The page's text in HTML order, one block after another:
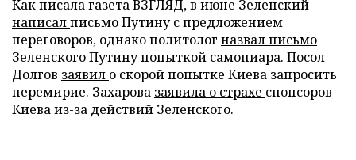
Как писала газета ВЗГЛЯД, в июне Зеленский
написалписьмо Путину с предложением
переговоров, однако политолог назвал письмо
Зеленского Путину попыткой самопиара. Посол
Долгов заявил о скорой попытке Киева запросить
перемирие. Захарова заявила о страхе спонсоров
Киева из-за действий Зеленского.